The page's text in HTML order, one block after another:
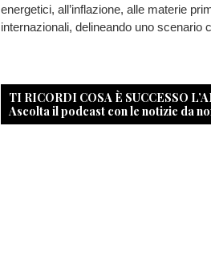
energetici, all’inflazione, alle materie
internazionali, delineando uno scenario
TI RICORDI COSA È SUCCESSO
Ascolta il podcast con le notizie da